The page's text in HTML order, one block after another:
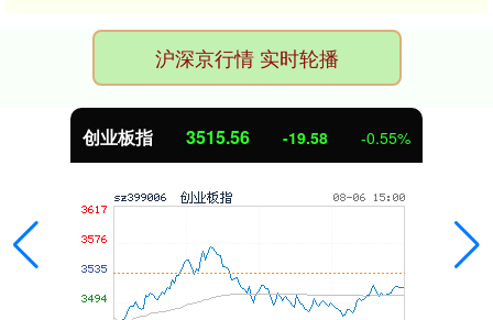
沪深京行情 实时轮播
创业板指 3515.56 -19.58 -0.55%